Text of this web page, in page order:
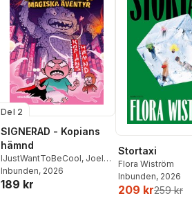
Del 2
SIGNERAD - Kopians
hämnd
IJustWantToBeCool, Joel
Adolphson,Emil Ejdemo
Beer ,Victor Beer
Inbunden, 2026
189 kr
Stortaxi
Flora Wiström
Inbunden, 2026
209 kr259 kr